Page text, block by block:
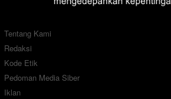
Tentang Kami
Redaksi
Kode Etik
Pedoman Media Siber
Iklan